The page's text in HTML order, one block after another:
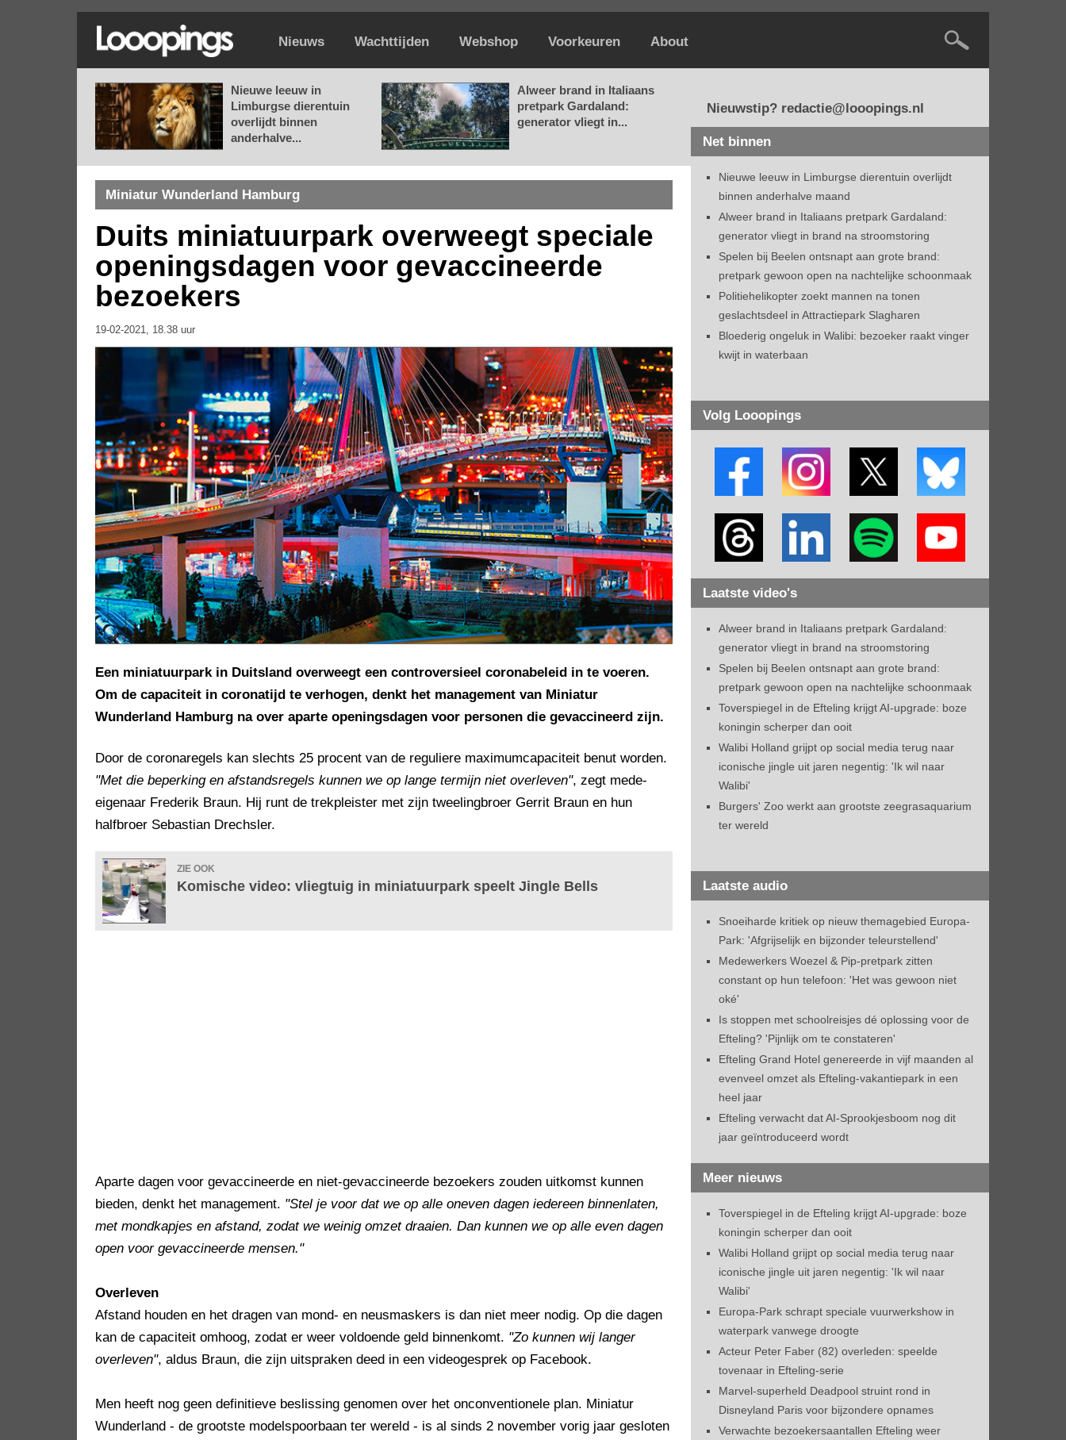
Nieuws Wachttijden Webshop Voorkeuren About
Nieuwe leeuw in
Limburgse dierentuin
overlijdt binnen
anderhalve...
Alweer brand in Italiaans
pretpark Gardaland:
generator vliegt in...
Miniatur Wunderland Hamburg
Duits miniatuurpark overweegt speciale
openingsdagen voor gevaccineerde
bezoekers
19-02-2021, 18.38 uur
Een miniatuurpark in Duitsland overweegt een controversieel coronabeleid in te voeren.
Om de capaciteit in coronatijd te verhogen, denkt het management van Miniatur
Wunderland Hamburg na over aparte openingsdagen voor personen die gevaccineerd zijn.
Door de coronaregels kan slechts 25 procent van de reguliere maximumcapaciteit benut worden.
"Met die beperking en afstandsregels kunnen we op lange termijn niet overleven", zegt mede-
eigenaar Frederik Braun. Hij runt de trekpleister met zijn tweelingbroer Gerrit Braun en hun
halfbroer Sebastian Drechsler.
ZIE OOK
Komische video: vliegtuig in miniatuurpark speelt Jingle Bells
Aparte dagen voor gevaccineerde en niet-gevaccineerde bezoekers zouden uitkomst kunnen
bieden, denkt het management. "Stel je voor dat we op alle oneven dagen iedereen binnenlaten,
met mondkapjes en afstand, zodat we weinig omzet draaien. Dan kunnen we op alle even dagen
open voor gevaccineerde mensen."
Overleven
Afstand houden en het dragen van mond- en neusmaskers is dan niet meer nodig. Op die dagen
kan de capaciteit omhoog, zodat er weer voldoende geld binnenkomt. "Zo kunnen wij langer
overleven", aldus Braun, die zijn uitspraken deed in een videogesprek op Facebook.
Men heeft nog geen definitieve beslissing genomen over het onconventionele plan. Miniatur
Wunderland - de grootste modelspoorbaan ter wereld - is al sinds 2 november vorig jaar gesloten
Nieuwstip? redactie@looopings.nl
Net binnen
Nieuwe leeuw in Limburgse dierentuin overlijdt
binnen anderhalve maand
Alweer brand in Italiaans pretpark Gardaland:
generator vliegt in brand na stroomstoring
Spelen bij Beelen ontsnapt aan grote brand:
pretpark gewoon open na nachtelijke schoonmaak
Politiehelikopter zoekt mannen na tonen
geslachtsdeel in Attractiepark Slagharen
Bloederig ongeluk in Walibi: bezoeker raakt vinger
kwijt in waterbaan
Volg Looopings
Laatste video's
Alweer brand in Italiaans pretpark Gardaland:
generator vliegt in brand na stroomstoring
Spelen bij Beelen ontsnapt aan grote brand:
pretpark gewoon open na nachtelijke schoonmaak
Toverspiegel in de Efteling krijgt AI-upgrade: boze
koningin scherper dan ooit
Walibi Holland grijpt op social media terug naar
iconische jingle uit jaren negentig: 'Ik wil naar
Walibi'
Burgers' Zoo werkt aan grootste zeegrasaquarium
ter wereld
Laatste audio
Snoeiharde kritiek op nieuw themagebied Europa-
Park: 'Afgrijselijk en bijzonder teleurstellend'
Medewerkers Woezel & Pip-pretpark zitten
constant op hun telefoon: 'Het was gewoon niet
oké'
Is stoppen met schoolreisjes dé oplossing voor de
Efteling? 'Pijnlijk om te constateren'
Efteling Grand Hotel genereerde in vijf maanden al
evenveel omzet als Efteling-vakantiepark in een
heel jaar
Efteling verwacht dat AI-Sprookjesboom nog dit
jaar geïntroduceerd wordt
Meer nieuws
Toverspiegel in de Efteling krijgt AI-upgrade: boze
koningin scherper dan ooit
Walibi Holland grijpt op social media terug naar
iconische jingle uit jaren negentig: 'Ik wil naar
Walibi'
Europa-Park schrapt speciale vuurwerkshow in
waterpark vanwege droogte
Acteur Peter Faber (82) overleden: speelde
tovenaar in Efteling-serie
Marvel-superheld Deadpool struint rond in
Disneyland Paris voor bijzondere opnames
Verwachte bezoekersaantallen Efteling weer